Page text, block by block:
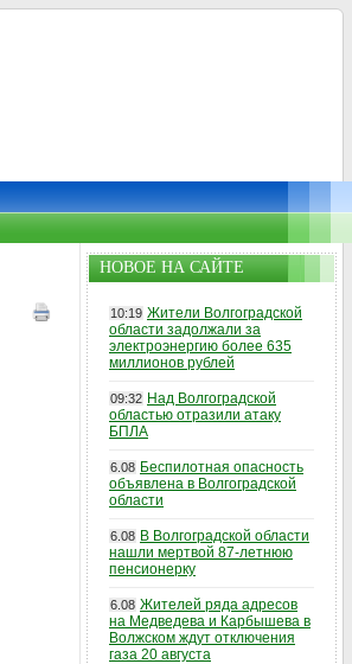
НОВОЕ НА САЙТЕ
10:19 Жители Волгоградской
области задолжали за
электроэнергию более 635
миллионов рублей
09:32 Над Волгоградской
областью отразили атаку
БПЛА
6.08 Беспилотная опасность
объявлена в Волгоградской
области
6.08 В Волгоградской области
нашли мертвой 87-летнюю
пенсионерку
6.08 Жителей ряда адресов
на Медведева и Карбышева в
Волжском ждут отключения
газа 20 августа